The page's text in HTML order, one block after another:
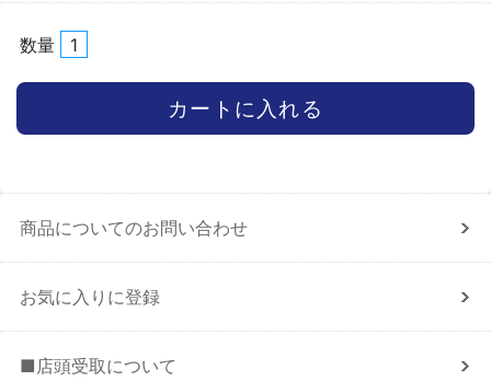
数量
商品についてのお問い合わせ
お気に入りに登録
■店頭受取について